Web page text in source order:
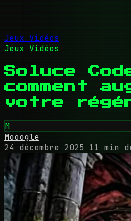
Jeux Vidéos
Jeux Vidéos
Soluce
comment
votre
M
Mooogle
24 décembre 2025
11 min